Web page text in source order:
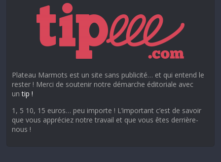
Plateau Marmots est un site sans publicité… et qui entend le
rester ! Merci de soutenir notre démarche éditoriale avec
untip !
1, 5 10, 15 euros… peu importe ! L’important c’est de savoir
que vous appréciez notre travail et que vous êtes derrière-
nous !